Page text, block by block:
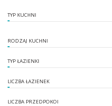
TYP KUCHNI
RODZAJ KUCHNI
TYP ŁAZIENKI
LICZBA ŁAZIENEK
LICZBA PRZEDPOKOI